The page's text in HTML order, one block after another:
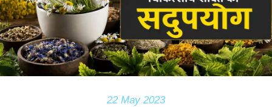
22 May 2023